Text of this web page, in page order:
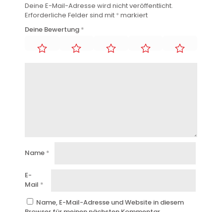
Deine E-Mail-Adresse wird nicht veröffentlicht.
Erforderliche Felder sind mit *markiert
Deine Bewertung *
Name *
E-
Mail *
Name, E-Mail-Adresse und Website in diesem